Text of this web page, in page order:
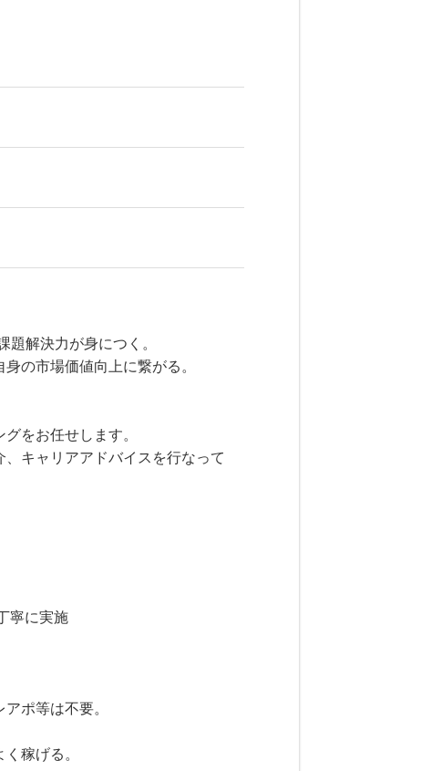
解決力が身につく。
の市場価値向上に繋がる。
をお任せします。
キャリアアドバイスを行なって
寧に実施
ポ等は不要。
稼げる。